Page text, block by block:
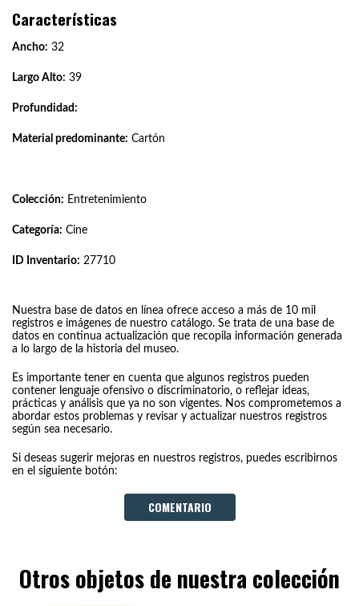
Características
Ancho: 32
Largo Alto: 39
Profundidad:
Material predominante: Cartón
Colección: Entretenimiento
Categoría: Cine
ID Inventario: 27710
Nuestra base de datos en línea ofrece acceso a más de 10 mil
registros e imágenes de nuestro catálogo. Se trata de una base de
datos en continua actualización que recopila información generada
a lo largo de la historia del museo.
Es importante tener en cuenta que algunos registros pueden
contener lenguaje ofensivo o discriminatorio, o reflejar ideas,
prácticas y análisis que ya no son vigentes. Nos comprometemos a
abordar estos problemas y revisar y actualizar nuestros registros
según sea necesario.
Si deseas sugerir mejoras en nuestros registros, puedes escribirnos
en el siguiente botón:
COMENTARIO
Otros objetos de nuestra colección